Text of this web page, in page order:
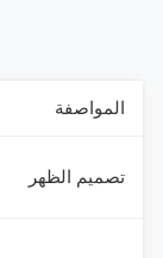
المواصفة
تصميم الظهر